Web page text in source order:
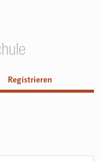
Registrieren